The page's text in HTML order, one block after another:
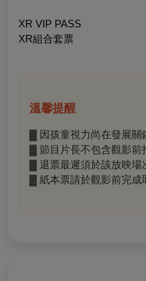
XR VIP PASS
XR組合套票
溫馨提醒
▓ 因孩童視力尚在發展關
▓ 節目片長不包含觀影前
▓ 退票最遲須於該放映場
▓ 紙本票請於觀影前完成